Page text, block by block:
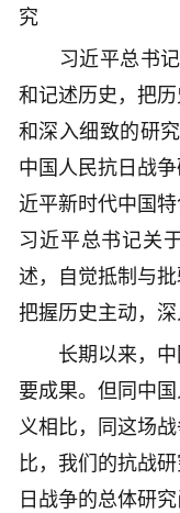
究
习近平总书记
和记述历史，把
和深入细致的研
中国人民抗日战
近平新时代中国
习近平总书记关
述，自觉抵制与
把握历史主动，深
长期以来，中
要成果。但同中
义相比，同这场
比，我们的抗战
日战争的总体研